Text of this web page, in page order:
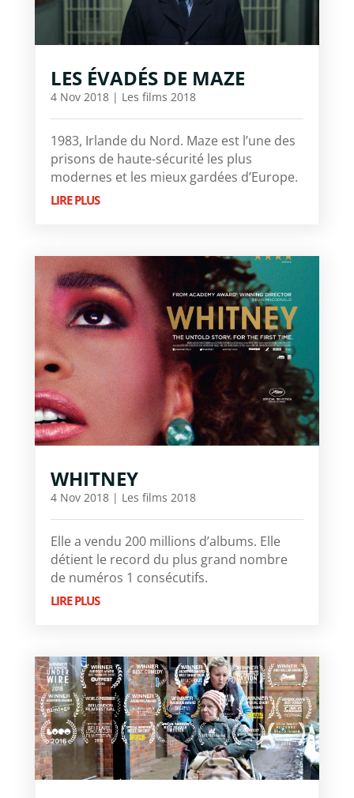
LES ÉVADÉS DE MAZE
4 Nov 2018| Les films 2018
1983, Irlande du Nord. Maze est l’une des
prisons de haute-sécurité les plus
modernes et les mieux gardées d’Europe.
LIRE PLUS
WHITNEY
4 Nov 2018| Les films 2018
Elle a vendu 200 millions d’albums. Elle
détient le record du plus grand nombre
de numéros 1 consécutifs.
LIRE PLUS